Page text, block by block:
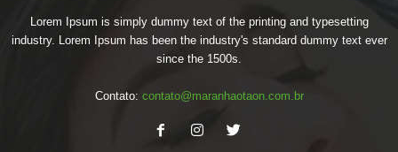
Lorem Ipsum is simply dummy text of the printing and typesetting
industry. Lorem Ipsum has been the industry's standard dummy text ever
since the 1500s.
Contato: contato@maranhaotaon.com.br